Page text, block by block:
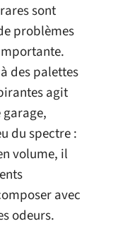
sont
problèmes
des palettes
agit
du spectre :
volume, il
avec
odeurs.